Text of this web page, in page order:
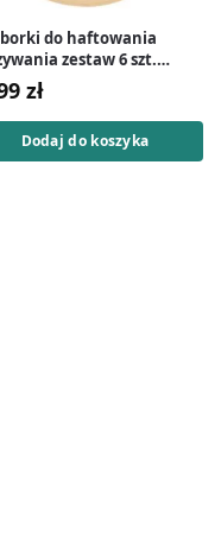
do haftowania
zestaw 6 szt.
zł
Dodaj do koszyka